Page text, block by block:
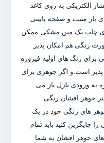
الکتریکی به روی کاغذ
بار مثبت و صفحه پایینی
چاپ یک متن مشکی ممکن
رنگی هم امکان پذیر
رنگ های اولیه فیروزه
پذیر است.و اگر جوهری برای
به ورودی نازل باز می
جوهر افشان رنگی
جوهر های رنگی خود در یک
جایگرین کنید باید تمام
جوهر افشان به شما